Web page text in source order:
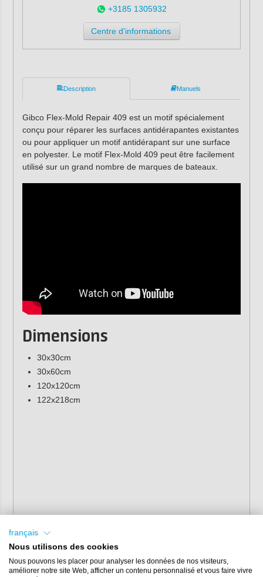
+3185 1305932
Centre d'informations
Description Manuels
Gibco Flex-Mold Repair 409 est un motif spécialement
conçu pour réparer les surfaces antidérapantes existantes
ou pour appliquer un motif antidérapant sur une surface
en polyester. Le motif Flex-Mold 409 peut être facilement
utilisé sur un grand nombre de marques de bateaux.
Dimensions
30x30cm
30x60cm
120x120cm
122x218cm
français
Nous utilisons des cookies
Nous pouvons les placer pour analyser les données de nos visiteurs,
améliorer notre site Web, afficher un contenu personnalisé et vous faire vivre